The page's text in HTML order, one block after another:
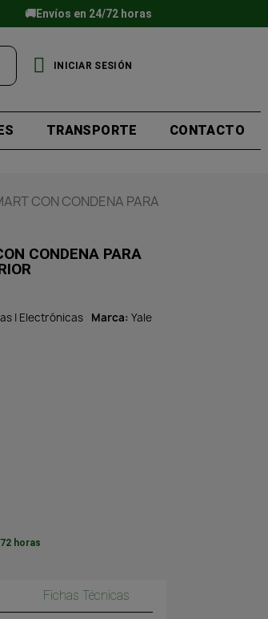
🚚Envíos en 24/72 horas
INICIAR SESIÓN
TRANSPORTE CONTACTO
CON CONDENA PARA
CONDENA PARA
| Electrónicas Marca Yale
horas
Fichas Técnicas